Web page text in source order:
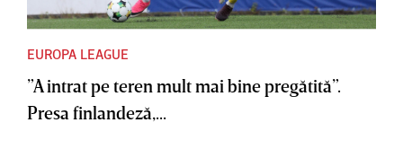
EUROPA LEAGUE
”A intrat pe teren mult mai bine pregătită”.
Presa finlandeză,...